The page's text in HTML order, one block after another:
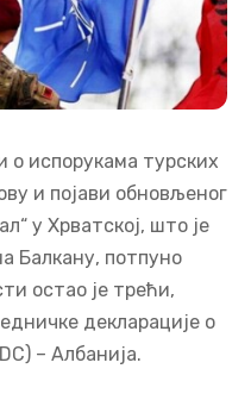
о испорукама турских
и појави обновљеног
у Хрватској, што је
Балкану, потпуно
остао је трећи,
декларације о
– Албанија.